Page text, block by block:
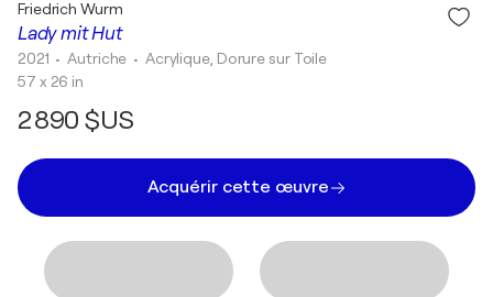
Lady mit Hut
Friedrich Wurm
2021 • Autriche • Acrylique, Dorure sur Toile
57 x 26 in
2 890 $US
Acquérir cette œuvre